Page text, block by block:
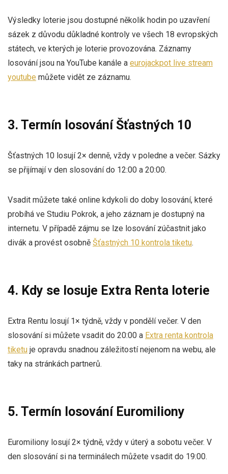
Výsledky loterie jsou dostupné několik hodin po uzavření
sázek z důvodu důkladné kontroly ve všech 18 evropských
státech, ve kterých je loterie provozována. Záznamy
losování jsou na YouTube kanále a eurojackpot live stream
youtube můžete vidět ze záznamu.
3. Termín losování Šťastných 10
Šťastných 10 losují 2× denně, vždy v poledne a večer. Sázky
se přijímají v den slosování do 12:00 a 20:00.
Vsadit můžete také online kdykoli do doby losování, které
probíhá ve Studiu Pokrok, a jeho záznam je dostupný na
internetu. V případě zájmu se lze losování zúčastnit jako
divák a provést osobně Šťastných 10 kontrola tiketu.
4. Kdy se losuje Extra Renta loterie
Extra Rentu losují 1× týdně, vždy v pondělí večer. V den
slosování si můžete vsadit do 20:00 a Extra renta kontrola
tiketu je opravdu snadnou záležitostí nejenom na webu, ale
taky na stránkách partnerů.
5. Termín losování Euromiliony
Euromiliony losují 2× týdně, vždy v úterý a sobotu večer. V
den slosování si na terminálech můžete vsadit do 19:00.